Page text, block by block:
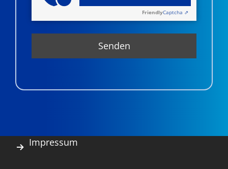
FriendlyCaptcha ⇗
Impressum